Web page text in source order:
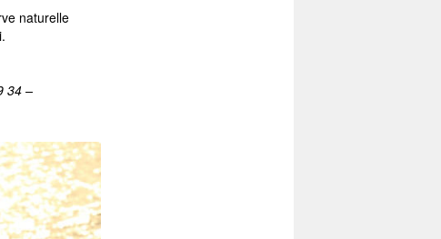
naturelle
34 –